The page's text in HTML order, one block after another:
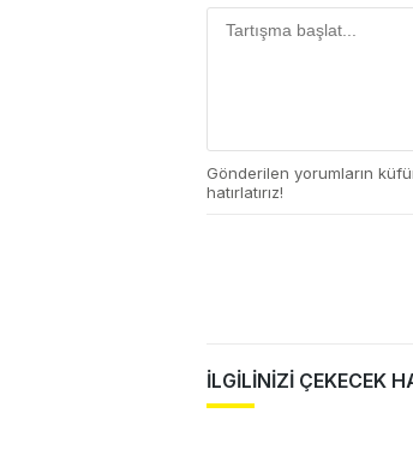
Gönderilen yorumların
hatırlatırız!
İLGİLİNİZİ ÇEKECEK